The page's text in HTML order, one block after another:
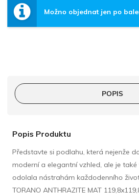
Možno objednat jen po
POPIS
Popis Produktu
Představte si podlahu, která nejenže
moderní a elegantní vzhled, ale je
odolala nástrahám každodenního
TORANO ANTHRAZITE MAT